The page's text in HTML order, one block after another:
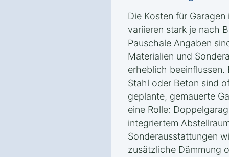
Die Kosten für
variieren stark je nach
Pauschale Angaben
Materialien und
erheblich beeinflussen.
Stahl oder Beton sind
geplante, gemauerte
eine Rolle:
integriertem
Sonderausstattungen
zusätzliche Dämmung